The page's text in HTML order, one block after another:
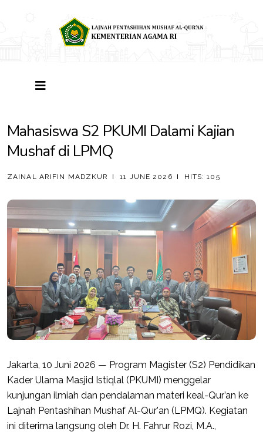
Mahasiswa S2 PKUMI Dalami Kajian
Mushaf di LPMQ
ZAINAL ARIFIN MADZKUR 11 JUNE 2026 HITS: 105
Jakarta, 10 Juni 2026 — Program Magister (S2) Pendidikan
Kader Ulama Masjid Istiqlal (PKUMI) menggelar
kunjungan ilmiah dan pendalaman materi keal-Qur’an ke
Lajnah Pentashihan Mushaf Al-Qur'an (LPMQ). Kegiatan
ini diterima langsung oleh Dr. H. Fahrur Rozi, M.A.,